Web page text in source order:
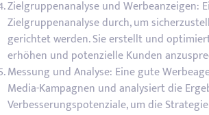
Zielgruppenanalyse und
Zielgruppenanalyse durch, um
gerichtet werden. Sie erstellt und
erhöhen und potenzielle Kunden
Messung und Analyse: Eine gute
Media-Kampagnen und analysiert die
Verbesserungspotenziale, um die